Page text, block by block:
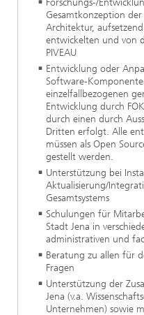
Gesamtkonzeption
Architektur,
entwickelten und von
PIVEAU
Entwicklung oder
Software-
einzelfallbezogenen
Entwicklung durch
durch einen durch
Dritten erfolgt. Alle
müssen als Open
gestellt werden.
Unterstützung bei
Aktualisierung/
Gesamtsystems
Schulungen für
Stadt Jena in
administrativen und
Beratung zu allen für
Fragen
Unterstützung der
Jena (v.a.
Unternehmen) sowie